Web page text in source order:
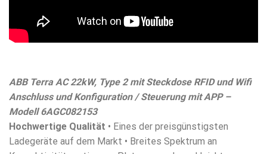
ABB Terra AC 22kW, Type 2 mit Steckdose RFID und Wifi
Anschluss und Konfiguration / Steuerung mit APP –
Modell 6AGC082153
Hochwertige Qualität • Eines der preisgünstigsten
Ladegeräte auf dem Markt • Breites Spektrum an